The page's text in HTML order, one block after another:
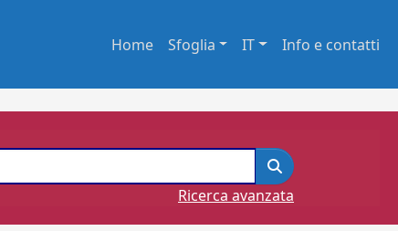
Home Sfoglia IT Info e contatti
Ricerca avanzata